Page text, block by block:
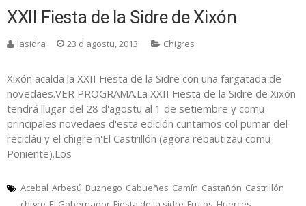
XXII Fiesta de la Sidre de Xixón
lasidra 23 d'agostu, 2013 Chigres
Xixón acalda la XXII Fiesta de la Sidre con una fargatada de
novedaes.VER PROGRAMA.La XXII Fiesta de la Sidre de Xixón
tendrá llugar del 28 d'agostu al 1 de setiembre y comu
principales novedaes d'esta edición cuntamos col pumar del
recicláu y el chigre n'El Castrillón (agora rebautizau comu
Poniente).Los
Acebal Arbesú Buznego Cabueñes Camín Castañón Castrillón